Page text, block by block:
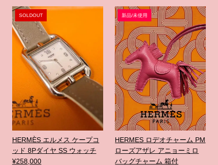
SOLDOUT
HERMÈS エルメス ケープコ
ッド 8Pダイヤ SS ウォッチ
¥258,000
新品/未使用
HERMES ロデオチャーム PM
ローズアザレ アニョーミロ
バッグチャーム 箱付